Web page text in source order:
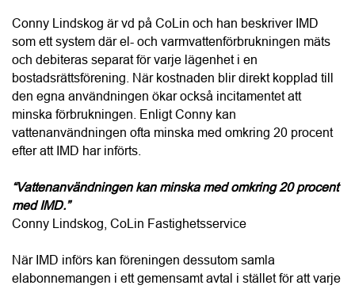
abonnemangskostnaden för hushållen och samtidigt ge en
mer rättvis fördelning av den faktiska förbrukningen. För
bostadsrättsföreningen innebär systemet också bättre
kontroll över energi- och vattenkostnaderna vilket kan
stärka ekonomin över tid och bidra till ett högre
fastighetsvärde. Miljöaspekten är minst lika viktig, menar
Conny, eftersom föreningen får bättre förutsättningar att
arbeta aktivt med att minska sin resursanvändning.